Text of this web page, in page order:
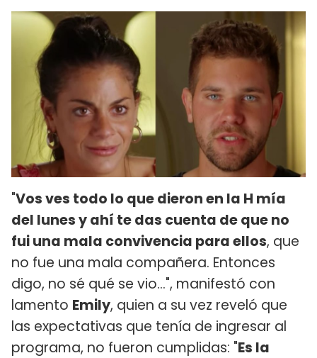
"Vos ves todo lo que dieron en la H mía
del lunes y ahí te das cuenta de que no
fui una mala convivencia para ellos, que
no fue una mala compañera. Entonces
digo, no sé qué se vio...", manifestó con
lamento Emily, quien a su vez reveló que
las expectativas que tenía de ingresar al
programa, no fueron cumplidas: "Es la